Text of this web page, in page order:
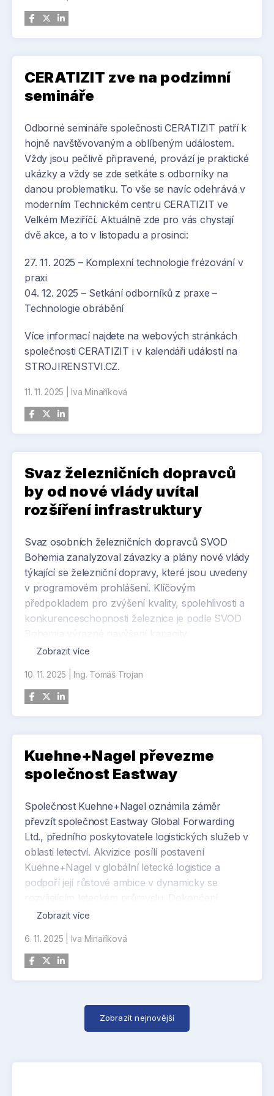
technologických provozů (např. ČOV). Všechna
tato opatření přinášejí měřitelné výsledky a
institucí.
reakci na tyto požadavky realizovalo ADS Energy
instalaci bateriového úložiště ve spolupráci se
pokročilý systém řízení energetiky pomocí
Loxone. Výsledkem je chytrý a bezpečný systém,
který:
slévárenských pecí,
monitoruje spotřebu energie na úrovni
jednotlivých zařízení,
umožňuje online sledování odběru plynu
přes dálkový odečet,
zajišťuje přehledné řízení celého objektu v
reálném čase.
CERATIZIT zve na podzimní
semináře
Odborné semináře společnosti CERATIZIT patří k
hojně navštěvovaným a oblíbeným událostem.
Vždy jsou pečlivě připravené, provází je praktické
ukázky a vždy se zde setkáte s odborníky na
danou problematiku. To vše se navíc odehrává v
moderním Technickém centru CERATIZIT ve
Velkém Meziříčí. Aktuálně zde pro vás chystají
dvě akce, a to v listopadu a prosinci:
27. 11. 2025 – Komplexní technologie frézování v
praxi
04. 12. 2025 – Setkání odborníků z praxe –
Technologie obrábění
Více informací najdete na webových stránkách
společnosti CERATIZIT i v kalendáři událostí na
STROJIRENSTVI.CZ.
11. 11. 2025 Iva Minaříková
Svaz železničních dopravců
by od nové vlády uvítal
rozšíření infrastruktury
Svaz osobních železničních dopravců SVOD
Bohemia zanalyzoval závazky a plány nové vlády
týkající se železniční dopravy, které jsou uvedeny
v programovém prohlášení. Klíčovým
předpokladem pro zvýšení kvality, spolehlivosti a
konkurenceschopnosti železnice je podle SVOD
infrastruktury zejména v jejích nejvytíženějších
dopravně významných tratí.
„Pokud chceme na železnici zvýšit rychlost a
rychlou a pomalou dopravu, a to fyzicky – tedy
kapacitním rozšířením zejména páteřních tratí.
Bez toho vlaky vysokou rychlost nevyužijí,
protože je bude omezovat pomalejší provoz před
nimi,“ uvedl Petr Moravec, výkonný ředitel SVOD
Bohemia.
Zobrazit více
10. 11. 2025 Ing. Tomáš Trojan
Kuehne+Nagel převezme
společnost Eastway
Společnost Kuehne+Nagel oznámila záměr
převzít společnost Eastway Global Forwarding
Ltd., předního poskytovatele logistických služeb v
oblasti letectví. Akvizice posílí postavení
Kuehne+Nagel v globální letecké logistice a
podpoří její růstové ambice v dynamicky se
akvizice podléhá schválení regulačních orgánů a
Finalizace transakce se očekává do konce roku
2025. Poté se Eastway stane stoprocentní
Společnost Eastway působí ve více než 130
zemích po celém světě a je uznávaným
partnerem v oblasti letecké logistiky. Nabízí mimo
(Aircraft-on-Ground), logistiku leteckých motorů,
Zobrazit více
6. 11. 2025 Iva Minaříková
Zobrazit nejnovější